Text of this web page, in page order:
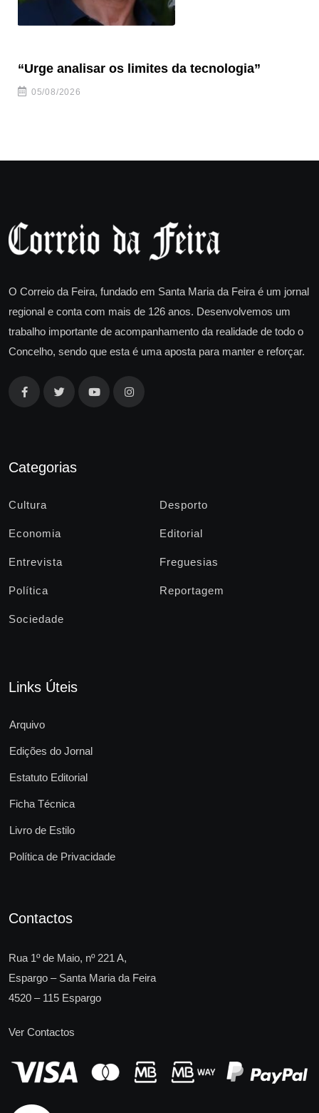
“Urge analisar os limites da tecnologia”
05/08/2026
O Correio da Feira, fundado em Santa Maria da Feira é um jornal
regional e conta com mais de 126 anos. Desenvolvemos um
trabalho importante de acompanhamento da realidade de todo o
Concelho, sendo que esta é uma aposta para manter e reforçar.
Categorias
Cultura Desporto
Economia Editorial
Entrevista Freguesias
Política Reportagem
Sociedade
Links Úteis
Arquivo
Edições do Jornal
Estatuto Editorial
Ficha Técnica
Livro de Estilo
Política de Privacidade
Contactos
Rua 1º de Maio, nº 221 A,
Espargo – Santa Maria da Feira
4520 – 115 Espargo
Ver Contactos